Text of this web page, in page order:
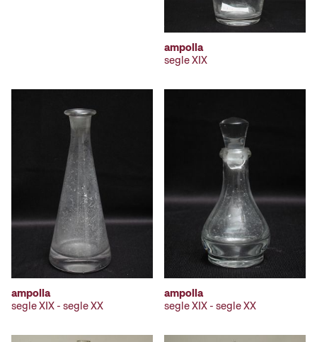
ampolla
segle XIX
ampolla
segle XIX - segle XX
ampolla
segle XIX - segle XX